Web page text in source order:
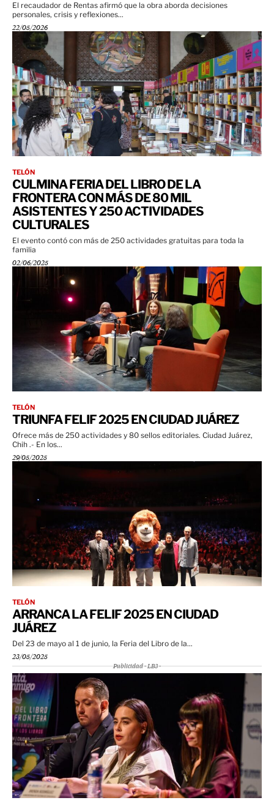
El recaudador de Rentas afirmó que la obra aborda decisiones
personales, crisis y reflexiones...
22/05/2026
TELÓN
CULMINA FERIA DEL LIBRO DE LA
FRONTERA CON MÁS DE 80 MIL
ASISTENTES Y 250 ACTIVIDADES
CULTURALES
El evento contó con más de 250 actividades gratuitas para toda la
familia
02/06/2025
TELÓN
TRIUNFA FELIF 2025 EN CIUDAD JUÁREZ
Ofrece más de 250 actividades y 80 sellos editoriales. Ciudad Juárez,
Chih .- En los...
29/05/2025
TELÓN
ARRANCA LA FELIF 2025 EN CIUDAD
JUÁREZ
Del 23 de mayo al 1 de junio, la Feria del Libro de la...
23/05/2025
Publicidad - LB3 -